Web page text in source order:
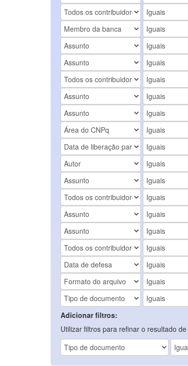
Adicionar filtros:
Utilizar filtros para refinar o resultado